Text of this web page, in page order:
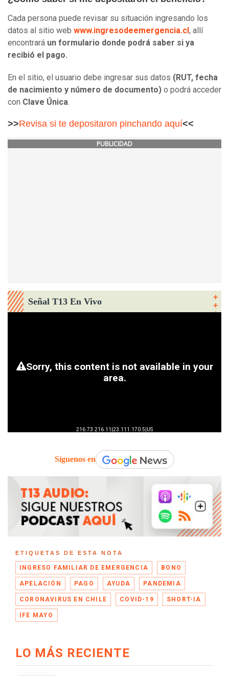
Cada persona puede revisar su situación ingresando los
datos al sitio web www.ingresodeemergencia.cl , allí
encontrará un formulario donde podrá saber si ya
recibió el pago.
En el sitio, el usuario debe ingresar sus datos (RUT, fecha
de nacimiento y número de documento) o podrá acceder
con Clave Única.
>>Revisa si te depositaron pinchando aquí<<
PUBLICIDAD
Señal T13 En Vivo
Síguenos en
ETIQUETAS DE ESTA NOTA
INGRESO FAMILIAR DE EMERGENCIA BONO
APELACIÓN PAGO AYUDA PANDEMIA
CORONAVIRUS EN CHILE COVID-19 SHORT-IA
IFE MAYO
LO MÁS RECIENTE